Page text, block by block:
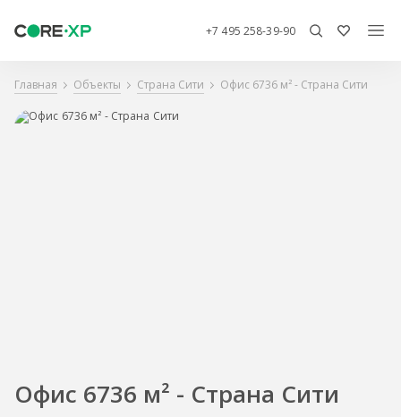
+7 495 258-39-90
Главная Объекты Страна Сити Офис 6736 м² - Страна Сити
Офис 6736 м² - Страна Сити